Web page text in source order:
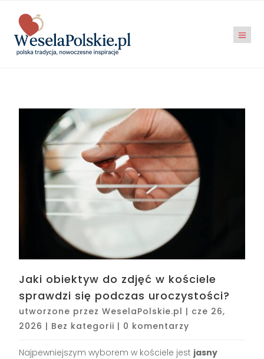
Jaki obiektyw do zdjęć w kościele
sprawdzi się podczas uroczystości?
utworzone przezWeselaPolskie.pl | cze 26,
2026 | Bez kategorii | 0 komentarzy
Najpewniejszym wyborem w kościele jest jasny